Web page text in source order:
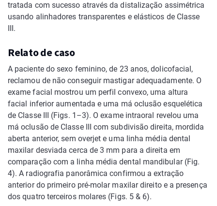
tratada com sucesso através da distalização assimétrica
usando alinhadores transparentes e elásticos de Classe
III.
Relato de caso
A paciente do sexo feminino, de 23 anos, dolicofacial,
reclamou de não conseguir mastigar adequadamente. O
exame facial mostrou um perfil convexo, uma altura
facial inferior aumentada e uma má oclusão esquelética
de Classe III (Figs. 1–3). O exame intraoral revelou uma
má oclusão de Classe III com subdivisão direita, mordida
aberta anterior, sem overjet e uma linha média dental
maxilar desviada cerca de 3 mm para a direita em
comparação com a linha média dental mandibular (Fig.
4). A radiografia panorâmica confirmou a extração
anterior do primeiro pré-molar maxilar direito e a presença
dos quatro terceiros molares (Figs. 5 & 6).